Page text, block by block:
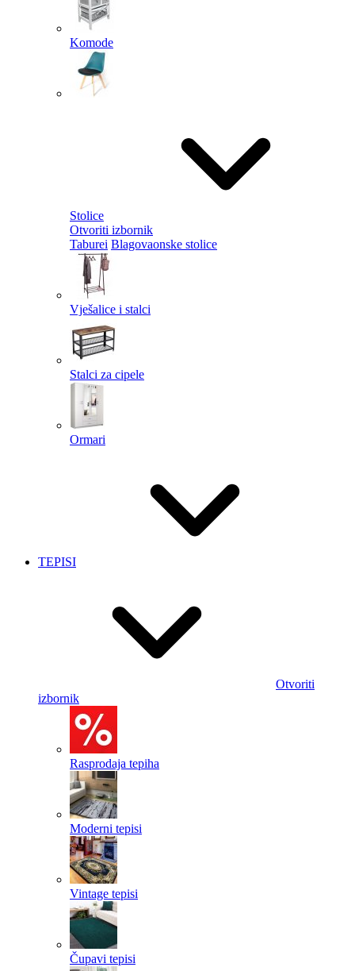
Komode
Stolice
Otvoriti izbornik
Taburei Blagovaonske stolice
Vješalice i stalci
Stalci za cipele
Ormari
TEPISI
Otvoriti
izbornik
Rasprodaja tepiha
Moderni tepisi
Vintage tepisi
Čupavi tepisi